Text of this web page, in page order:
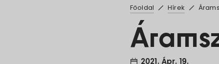
Főoldal Hírek
2021. Ápr. 19.